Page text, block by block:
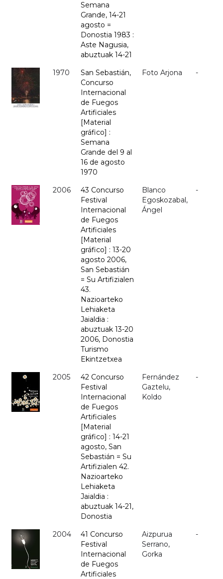
Semana
Grande, 14-21
agosto =
Donostia 1983 :
Aste Nagusia,
abuztuak 14-21
1970
San Sebastián,
Concurso
Internacional
de Fuegos
Artificiales
[Material
gráfico] :
Semana
Grande del 9 al
16 de agosto
1970
Foto Arjona -
2006
43 Concurso
Festival
Internacional
de Fuegos
Artificiales
[Material
gráfico] : 13-20
agosto 2006,
San Sebastián
= Su Artifizialen
43.
Nazioarteko
Lehiaketa
Jaialdia :
abuztuak 13-20
2006, Donostia
Turismo
Ekintzetxea
Blanco
Egoskozabal,
Ángel
-
2005
42 Concurso
Festival
Internacional
de Fuegos
Artificiales
[Material
gráfico] : 14-21
agosto, San
Sebastián = Su
Artifizialen 42.
Nazioarteko
Lehiaketa
Jaialdia :
abuztuak 14-21,
Donostia
Fernández
Gaztelu,
Koldo
-
2004
41 Concurso
Festival
Internacional
de Fuegos
Artificiales
Aizpurua
Serrano,
Gorka
-